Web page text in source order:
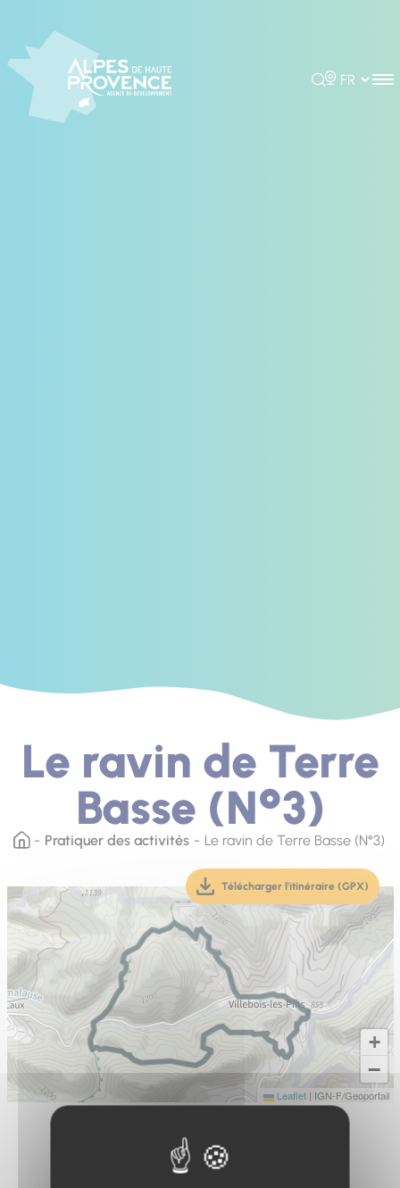
Rechercher
Choisir la
Le ravin de Terre
Basse (N°3)
Pratiquer des activités Le ravin de Terre Basse (N°3)
+
−
Leaflet | IGN-F/Geoportail
Télécharger l'itinéraire (GPX)
(téléchargement,